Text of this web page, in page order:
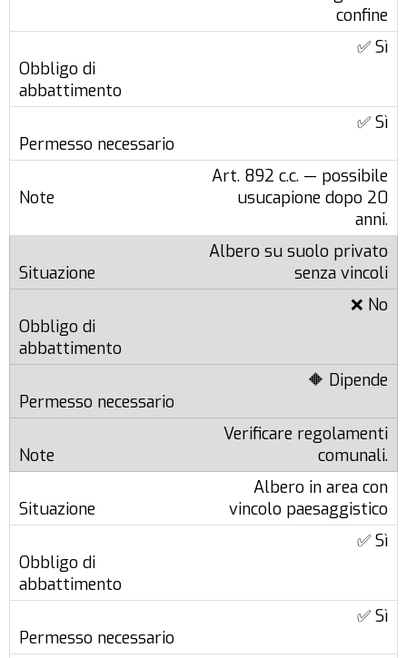
confine
✅ Sì
✅ Sì
Art. 892 c.c. — possibile
usucapione dopo 20
anni.
Albero su suolo privato
senza vincoli
❌ No
🔶 Dipende
Verificare regolamenti
comunali.
Albero in area con
vincolo paesaggistico
✅ Sì
✅ Sì